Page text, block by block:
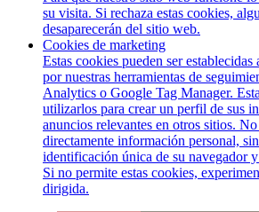
su visita. Si rechaza estas cookies,
desaparecerán del sitio web.
Cookies de marketing
Estas cookies pueden ser
por nuestras herramientas de
Analytics o Google Tag Manager.
utilizarlos para crear un perfil de sus
anuncios relevantes en otros sitios.
directamente información personal,
identificación única de su navegador
Si no permite estas cookies,
dirigida.